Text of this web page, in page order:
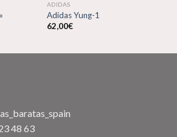
ADIDAS
Adidas Yung-1
62,00€
48 63